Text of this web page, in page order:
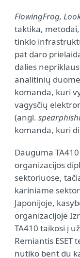
FlowingFrog,
taktika,
tinklo
pat daro
dalies
analitinių
komanda, kuri
vagysčių
(angl.
komanda, kuri
Dauguma
organizacijos
sektoriuose,
kariniame
Japonijoje,
organizacijoje
TA410 taikosi į
Remiantis
nutiko bent du